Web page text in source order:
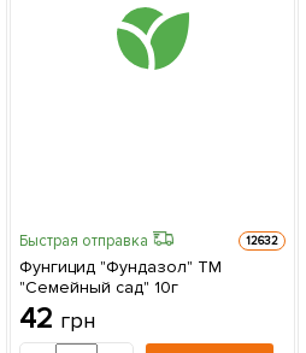
Быстрая отправка 12632
Фунгицид "Фундазол" ТМ
"Семейный сад" 10г
42 грн